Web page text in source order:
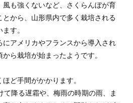
も強くないなど、さくらんぼが育
から、山形県内で多く栽培される
す。
にアメリカやフランスから導入され
ら栽培が始まったようです。
ど手間がかかります。
て降る遅霜や、梅雨の時期の雨、ま